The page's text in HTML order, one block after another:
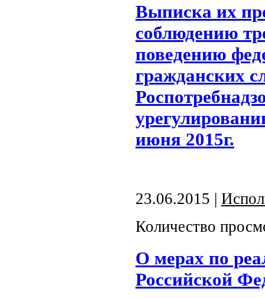
Выписка их
соблюдению
поведению
гражданских
июня 2015г.
23.06.2015 |
Количество
О мерах по
Российской